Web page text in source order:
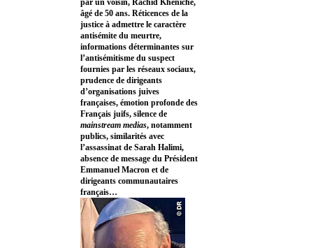
âgé de 50 ans. Réticences de la
justice à admettre le caractère
antisémite du meurtre,
informations déterminantes sur
l’antisémitisme du suspect
fournies par les réseaux sociaux,
prudence de dirigeants
d’organisations juives
françaises, émotion profonde des
Français juifs, silence de
mainstream medias, notamment
publics, similarités avec
l’assassinat de Sarah Halimi,
absence de message du Président
Emmanuel Macron et de
dirigeants communautaires
français…